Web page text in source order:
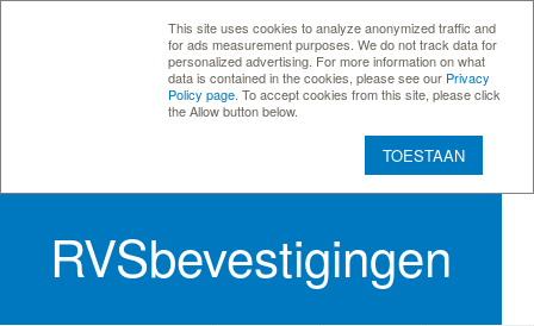
This site uses cookies to analyze anonymized traffic and
for ads measurement purposes. We do not track data for
personalized advertising. For more information on what
data is contained in the cookies, please see our Privacy
Policy page . To accept cookies from this site, please click
the Allow button below.
TOESTAAN
RVSbevestigingen